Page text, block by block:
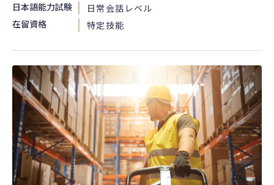
日本語能力試験
日常会話レベル
在留資格
特定技能